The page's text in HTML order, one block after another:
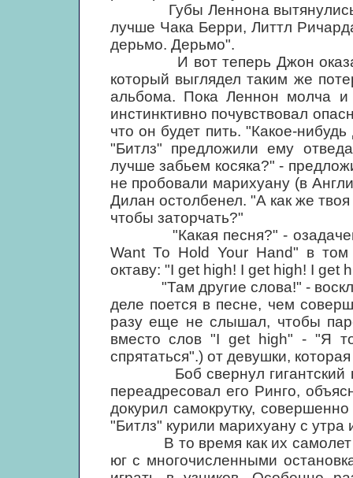
Губы Леннона вытянулись в
лучше Чака Берри, Литтл
дерьмо. Дерьмо".
И вот теперь Джон
который выглядел таким же
альбома. Пока Леннон молча и
инстинктивно почувствовал
что он будет пить. "Какое-
"Битлз" предложили ему
лучше забьем косяка?" -
не пробовали марихуану (в
Дилан остолбенел. "А как же
чтобы заторчать?"
"Какая песня?" -
Want То Hold Your Hand" в
октаву: "I get high! I get high! I get
"Там другие слова!" -
деле поется в песне, чем
разу еще не слышал, чтобы
вместо слов "I get high" - "Я
спрятаться".) от девушки, которая
Боб свернул гигантский
переадресовал его Ринго,
докурил самокрутку,
"Битлз" курили марихуану с утра
В то время как их самолет
юг с многочисленными